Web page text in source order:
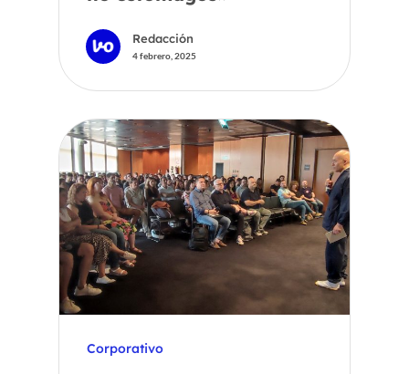
Redacción
4 febrero, 2025
Corporativo